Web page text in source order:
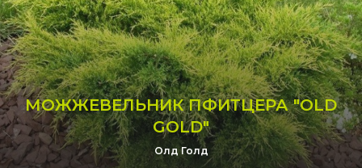
МОЖЖЕВЕЛЬНИК ПФИТЦЕРА "OLD
GOLD"
Олд Голд